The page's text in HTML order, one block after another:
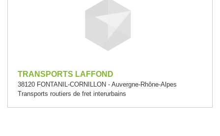
TRANSPORTS LAFFOND
38120 FONTANIL-CORNILLON - Auvergne-Rhône-Alpes
Transports routiers de fret interurbains